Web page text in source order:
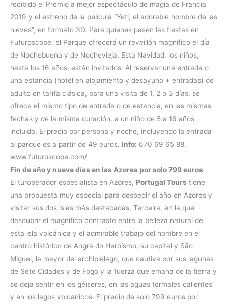
recibido el Premio a mejor espectáculo de magia de Francia
2019 y el estreno de la película “Yeti, el adorable hombre de las
nieves”, en formato 3D. Para quienes pasen las fiestas en
Futuroscope, el Parque ofrecerá un reveillón magnífico el día
de Nochebuena y de Nochevieja. Esta Navidad, los niños,
hasta los 16 años, están invitados. Al reservar una entrada o
una estancia (hotel en alojamiento y desayuno + entradas) de
adulto en tarifa clásica, para una visita de 1, 2 o 3 días, se
ofrece el mismo tipo de entrada o de estancia, en las mismas
fechas y de la misma duración, a un niño de 5 a 16 años
incluido. El precio por persona y noche, incluyendo la entrada
al parque es a partir de 49 euros. Info: 670 69 65 88,
www.futuroscope.com/
Fin de año y nueve días en las Azores por solo 799 euros
El turoperador especialista en Azores, Portugal Tours tiene
una propuesta muy especial para despedir el año en Azores y
visitar sus dos islas más destacadas, Terceira, en la que
descubrir el magnífico contraste entre la belleza natural de
esta isla volcánica y el admirable trabajo del hombre en el
centro histórico de Angra do Heroísmo, su capital y São
Miguel, la mayor del archipiélago, que cautiva por sus lagunas
de Sete Cidades y de Fogo y la fuerza que emana de la tierra y
se deja sentir en los géiseres, en las aguas termales calientes
y en los lagos volcánicos. El precio de solo 799 euros por